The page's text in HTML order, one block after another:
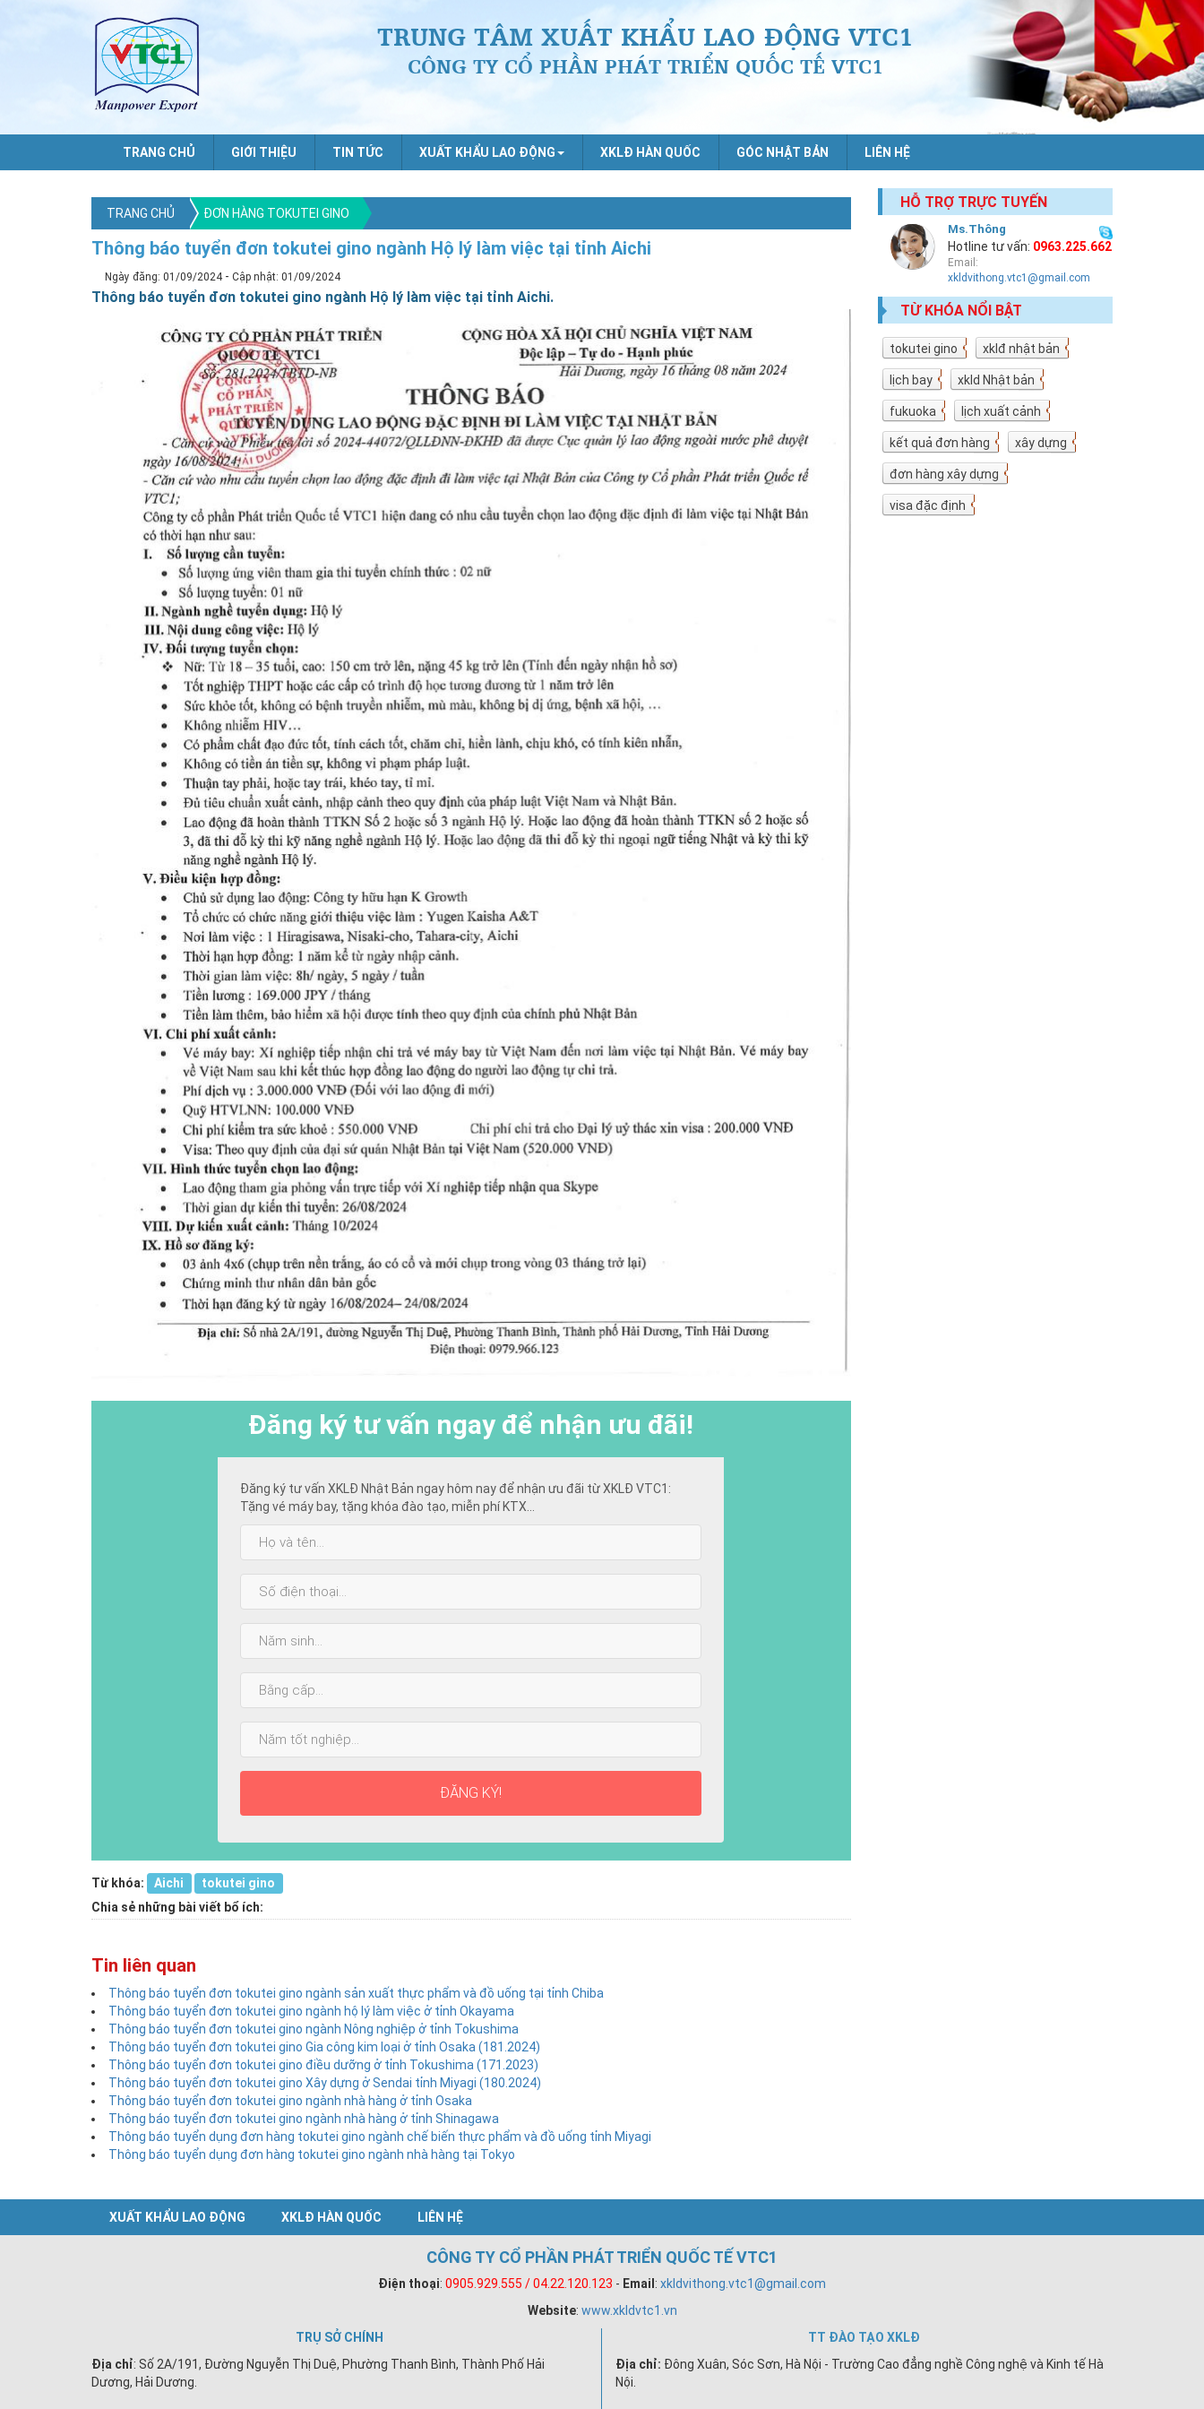
TRUNG TÂM XUẤT KHẨU LAO ĐỘNG VTC1
CÔNG TY CỔ PHẦN PHÁT TRIỂN QUỐC TẾ VTC1
TRANG CHỦ GIỚI THIỆU TIN TỨC XUẤT KHẨU LAO ĐỘNG XKLĐ HÀN QUỐC GÓC NHẬT BẢN LIÊN HỆ
TRANG CHỦ ĐƠN HÀNG TOKUTEI GINO
Thông báo tuyển đơn tokutei gino ngành Hộ lý làm việc tại tỉnh Aichi
Ngày đăng: 01/09/2024- Cập nhật: 01/09/2024
Thông báo tuyển đơn tokutei gino ngành Hộ lý làm việc tại tỉnh Aichi.
Đăng ký tư vấn ngay để nhận ưu đãi!
Đăng ký tư vấn XKLĐ Nhật Bản ngay hôm nay để nhận ưu đãi từ XKLĐ VTC1:
Tặng vé máy bay, tặng khóa đào tạo, miễn phí KTX...
sinh:
cấp
nhất:
ĐĂNG KÝ!
Từ khóa: Aichi
tokutei gino
Chia sẻ những bài viết bổ ích:
Tin liên quan
Thông báo tuyển đơn tokutei gino ngành sản xuất thực phẩm và đồ uống tại tỉnh Chiba
Thông báo tuyển đơn tokutei gino ngành hộ lý làm việc ở tỉnh Okayama
Thông báo tuyển đơn tokutei gino ngành Nông nghiệp ở tỉnh Tokushima
Thông báo tuyển đơn tokutei gino Gia công kim loại ở tỉnh Osaka (181.2024)
Thông báo tuyển đơn tokutei gino điều dưỡng ở tỉnh Tokushima (171.2023)
Thông báo tuyển đơn tokutei gino Xây dựng ở Sendai tỉnh Miyagi (180.2024)
Thông báo tuyển đơn tokutei gino ngành nhà hàng ở tỉnh Osaka
Thông báo tuyển đơn tokutei gino ngành nhà hàng ở tỉnh Shinagawa
Thông báo tuyển dụng đơn hàng tokutei gino ngành chế biến thực phẩm và đồ uống tỉnh Miyagi
Thông báo tuyển dụng đơn hàng tokutei gino ngành nhà hàng tại Tokyo
HỖ TRỢ TRỰC TUYẾN
Ms.Thông
Hotline tư vấn: 0963.225.662
Email:
xkldvithong.vtc1@gmail.com
TỪ KHÓA NỔI BẬT
tokutei gino
19 xklđ nhật bản
18
lịch bay
10 xkld Nhật bản
9
fukuoka
7 lịch xuất cảnh
7
kết quả đơn hàng
5 xây dựng
4
đơn hàng xây dựng
4
visa đặc định
3
XUẤT KHẨU LAO ĐỘNG XKLĐ HÀN QUỐC LIÊN HỆ
CÔNG TY CỔ PHẦN PHÁT TRIỂN QUỐC TẾ VTC1
Điện thoại: 0905.929.555 / 04.22.120.123 - Email : xkldvithong.vtc1@gmail.com
Website: www.xkldvtc1.vn
TRỤ SỞ CHÍNH
Địa chỉ: Số 2A/191, Đường Nguyễn Thị Duệ, Phường Thanh Bình, Thành Phố Hải
Dương, Hải Dương.
TT ĐÀO TẠO XKLĐ
Địa chỉ: Đông Xuân, Sóc Sơn, Hà Nội - Trường Cao đẳng nghề Công nghệ và Kinh tế Hà
Nội.